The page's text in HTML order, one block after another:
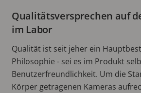
Qualitätsversprechen auf
im Labor
Qualität ist seit jeher ein
Philosophie - sei es im Produkt
Benutzerfreundlichkeit. Um die
Körper getragenen Kameras